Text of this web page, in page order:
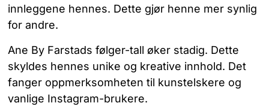
innleggene hennes. Dette gjør henne mer synlig
for andre.
Ane By Farstads følger-tall øker stadig. Dette
skyldes hennes unike og kreative innhold. Det
fanger oppmerksomheten til kunstelskere og
vanlige Instagram-brukere.